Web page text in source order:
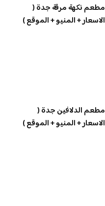
مطعم نكهة مرقة جدة (
الاسعار + المنيو + الموقع )
مطعم الدلافين جدة (
الاسعار + المنيو + الموقع )